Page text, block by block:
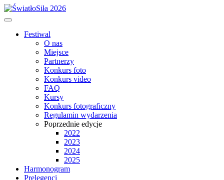
Festiwal
O nas
Miejsce
Partnerzy
Konkurs foto
Konkurs video
FAQ
Kursy
Konkurs fotograficzny
Regulamin wydarzenia
Poprzednie edycje
2022
2023
2024
2025
Harmonogram
Prelegenci